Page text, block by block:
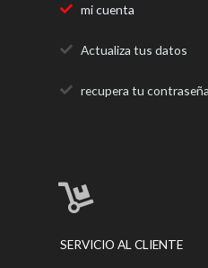
mi cuenta
Actualiza tus datos
recupera tu contraseña
SERVICIO AL CLIENTE